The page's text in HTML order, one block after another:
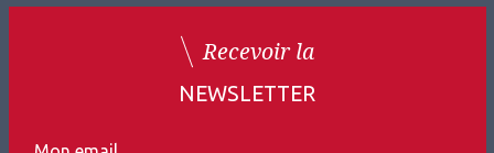
Recevoir la
NEWSLETTER